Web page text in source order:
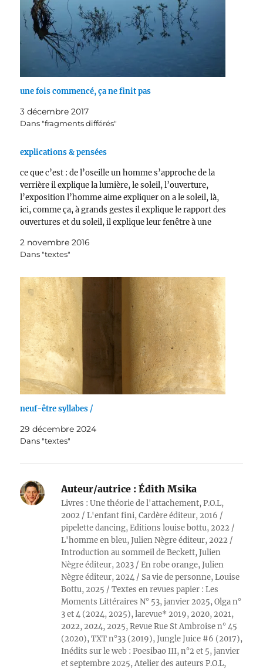
une fois commencé, ça ne finit pas
3 décembre 2017
Dans "fragments différés"
explications & pensées
ce que c’est : de l’oseille un homme s’approche de la
verrière il explique la lumière, le soleil, l’ouverture,
l’exposition l’homme aime expliquer on a le soleil, là,
ici, comme ça, à grands gestes il explique le rapport des
ouvertures et du soleil, il explique leur fenêtre à une
2 novembre 2016
Dans "textes"
neuf-être syllabes /
29 décembre 2024
Dans "textes"
Auteur/autrice : Édith Msika
Livres : Une théorie de l'attachement, P.O.L,
2002 / L'enfant fini, Cardère éditeur, 2016 /
pipelette dancing, Editions louise bottu, 2022 /
L'homme en bleu, Julien Nègre éditeur, 2022 /
Introduction au sommeil de Beckett, Julien
Nègre éditeur, 2023 / En robe orange, Julien
Nègre éditeur, 2024 / Sa vie de personne, Louise
Bottu, 2025 / Textes en revues papier : Les
Moments Littéraires N° 53, janvier 2025, Olga n°
3 et 4 (2024, 2025), larevue* 2019, 2020, 2021,
2022, 2024, 2025, Revue Rue St Ambroise n° 45
(2020), TXT n°33 (2019), Jungle Juice #6 (2017),
Inédits sur le web : Poesibao III, n°2 et 5, janvier
et septembre 2025, Atelier des auteurs P.O.L,